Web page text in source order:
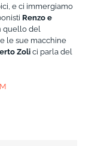
e ci immergiamo
Renzo e
quello del
e le sue macchine
Zolici parla del